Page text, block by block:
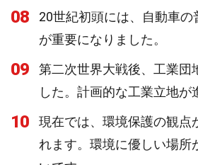
08
20世紀初頭には、自動車の
が重要になりました。
09
第二次世界大戦後、工業団
した。計画的な工業立地が
10
現在では、環境保護の観点
れます。環境に優しい場所